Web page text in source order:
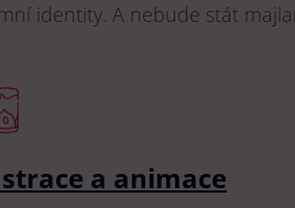
identity. A nebude stát
a animace